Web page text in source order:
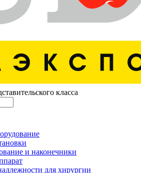
класса
и наконечники
для хирургии